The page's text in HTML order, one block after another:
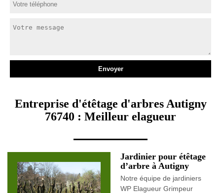
Entreprise d'étêtage d'arbres Autigny
76740 : Meilleur elagueur
Jardinier pour étêtage
d’arbre à Autigny
Notre équipe de jardiniers
WP Elagueur Grimpeur